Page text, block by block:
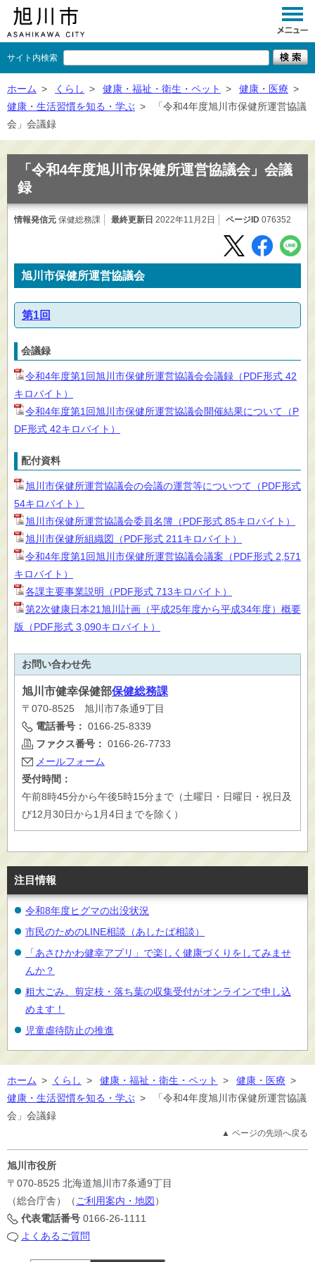
サイト内検索
くらし
事業者向け
施設一覧
×閉じる
ホーム > くらし > 健康・福祉・衛生・ペット > 健康・医療 >
健康・生活習慣を知る・学ぶ >
「令和4年度旭川市保健所運営協議
会」会議録
「令和4年度旭川市保健所運営協議会」会議
録
情報発信元 保健総務課 最終更新日 2022年11月2日 ページID 076352
旭川市保健所運営協議会
第1回
会議録
令和4年度第1回旭川市保健所運営協議会会議録（PDF形式 42
キロバイト）
令和4年度第1回旭川市保健所運営協議会開催結果について（P
DF形式 42キロバイト）
配付資料
旭川市保健所運営協議会の会議の運営等についつて（PDF形式
54キロバイト）
旭川市保健所運営協議会委員名簿（PDF形式 85キロバイト）
旭川市保健所組織図（PDF形式 211キロバイト）
令和4年度第1回旭川市保健所運営協議会議案（PDF形式 2,571
キロバイト）
各課主要事業説明（PDF形式 713キロバイト）
第2次健康日本21旭川計画（平成25年度から平成34年度）概要
版（PDF形式 3,090キロバイト）
お問い合わせ先
旭川市健幸保健部保健総務課
〒070-8525 旭川市7条通9丁目
電話番号： 0166-25-8339
ファクス番号： 0166-26-7733
メールフォーム
受付時間：
午前8時45分から午後5時15分まで（土曜日・日曜日・祝日及
び12月30日から1月4日までを除く）
注目情報
令和8年度ヒグマの出没状況
市民のためのLINE相談（あしたば相談）
「あさひかわ健幸アプリ」で楽しく健康づくりをしてみませ
んか？
粗大ごみ、剪定枝・落ち葉の収集受付がオンラインで申し込
めます！
児童虐待防止の推進
ホーム > くらし > 健康・福祉・衛生・ペット > 健康・医療 >
健康・生活習慣を知る・学ぶ >
「令和4年度旭川市保健所運営協議
会」会議録
▲ ページの先頭へ戻る
旭川市役所
〒070-8525 北海道旭川市7条通9丁目
（総合庁舎）（ ご利用案内・地図 ）
代表電話番号 0166-26-1111
よくあるご質問